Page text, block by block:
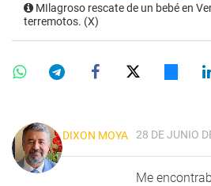
MIlagroso rescate de un bebé en
terremotos. (X)
DIXON MOYA 28 DE JUNIO
Me